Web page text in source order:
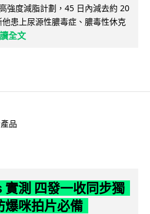
強度減脂計劃，45 日內減去約 20
患上尿源性膿毒症、膿毒性休克
全文
品
測 四發一收同步獨
咪拍片必備